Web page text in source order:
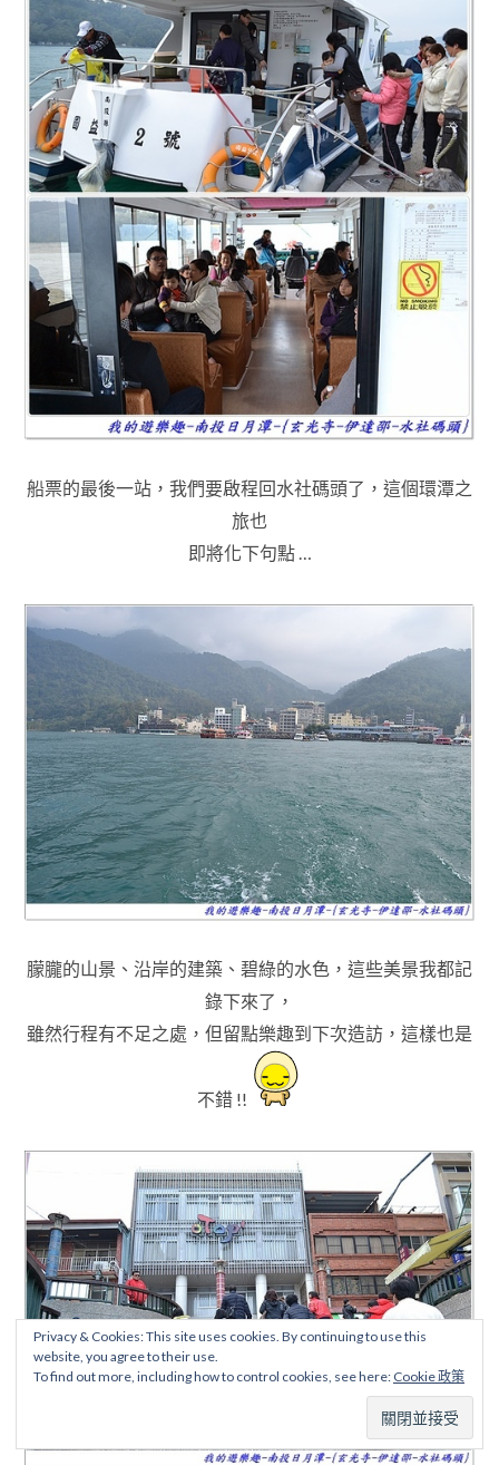
船票的最後一站，我們要啟程回水社碼頭了 ，這個環潭之
旅也
即將化下句點 …
朦朧的山景 、 沿岸的建築 、 碧綠的水色 ，這些美景我都記
錄下來了 ，
雖然行程有不足之處 ，但留點樂趣到下次造訪 ，這樣也是
不錯 !!
Privacy & Cookies: This site uses cookies. By continuing to use this
website, you agree to their use.
To find out more, including how to control cookies, see here: Cookie 政策